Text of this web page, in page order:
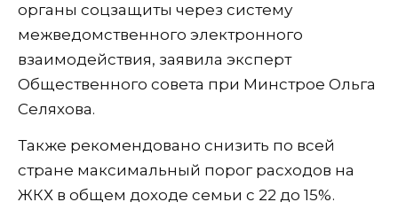
органы соцзащиты через систему
межведомственного электронного
взаимодействия, заявила эксперт
Общественного совета при Минстрое Ольга
Селяхова.
Также рекомендовано снизить по всей
стране максимальный порог расходов на
ЖКХ в общем доходе семьи с 22 до 15%.